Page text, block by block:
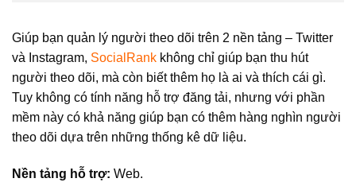
Giúp bạn quản lý người theo dõi trên 2 nền tảng – Twitter
và Instagram, SocialRank không chỉ giúp bạn thu hút
người theo dõi, mà còn biết thêm họ là ai và thích cái gì.
Tuy không có tính năng hỗ trợ đăng tải, nhưng với phần
mềm này có khả năng giúp bạn có thêm hàng nghìn người
theo dõi dựa trên những thống kê dữ liệu.
Nền tảng hỗ trợ: Web.